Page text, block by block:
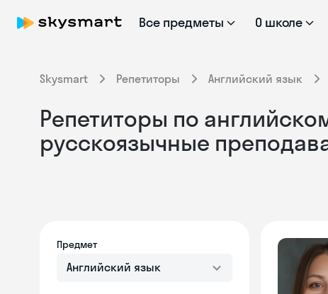
Все предметы О школе
Skysmart Репетиторы Английский язык
Репетиторы по
русскоязычные
Предмет
Английский язык